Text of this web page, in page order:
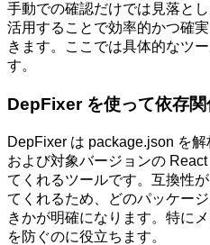
手動での確認だけでは見落と
活用することで効率的かつ確
きます。ここでは具体的なツ
す。
DepFixer を使って依存関
DepFixer は package.json を
および対象バージョンの
てくれるツールです。互換性
てくれるため、どのパッケー
きかが明確になります。特に
を防ぐのに役立ちます。